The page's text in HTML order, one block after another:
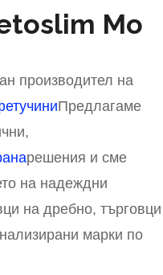
Mo
производител на
Предлагаме
решения и сме
на надеждни
на дребно, търговци
марки по